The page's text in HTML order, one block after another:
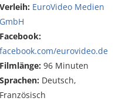
Verleih: EuroVideo Medien
GmbH
Facebook:
facebook.com/eurovideo.de
Filmlänge: 96 Minuten
Sprachen: Deutsch,
Französisch